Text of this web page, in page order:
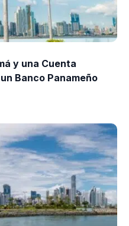
y una Cuenta
Banco Panameño